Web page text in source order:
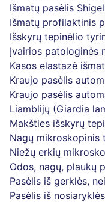
Išmatų pasėlis
Išmatų profilaktinis
Išskyrų tepinėlio
Įvairios patologinės
Kasos elastazė
Kraujo pasėlis
Kraujo pasėlis
Liamblijų (Giardia
Makšties išskyrų
Nagų mikroskopinis
Niežų erkių
Odos, nagų, plaukų
Pasėlis iš gerklės,
Pasėlis iš